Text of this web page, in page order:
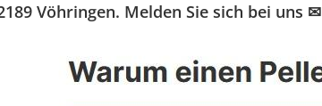
Vöhringen. Melden Sie sich bei uns ✉